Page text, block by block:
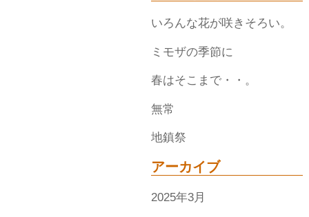
いろんな花が咲きそろい。
ミモザの季節に
春はそこまで・・。
無常
地鎮祭
アーカイブ
2025年3月